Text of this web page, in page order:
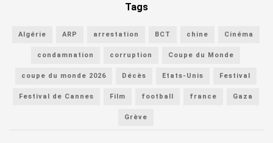
Tags
Algérie ARP arrestation BCT chine Cinéma
condamnation corruption Coupe du Monde
coupe du monde 2026 Décès Etats-Unis Festival
Festival de Cannes Film football france Gaza
Grève